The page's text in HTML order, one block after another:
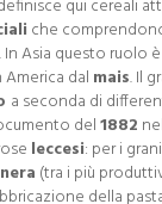
qui cereali
che
Asia questo ruolo
America dal mais. Il
a seconda di
del1882
leccesi: per i
(tra i più
della